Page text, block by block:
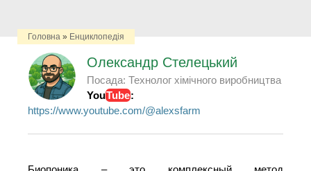
Головна » Енциклопедія
Олександр Стелецький
Посада: Технолог хімічного виробництва
YouTube:
https://www.youtube.com/@alexsfarm